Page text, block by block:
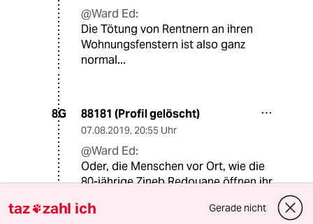
@Ward Ed:
Die Tötung von Rentnern an ihren
Wohnungsfenstern ist also ganz
normal...
8G 88181 (Profil gelöscht)
07.08.2019, 20:55 Uhr
@Ward Ed:
Oder, die Menschen vor Ort, wie die
80-jährige Zineb Redouane öffnen ihr
päng - werden von einer
taz zahl ich Gerade nicht